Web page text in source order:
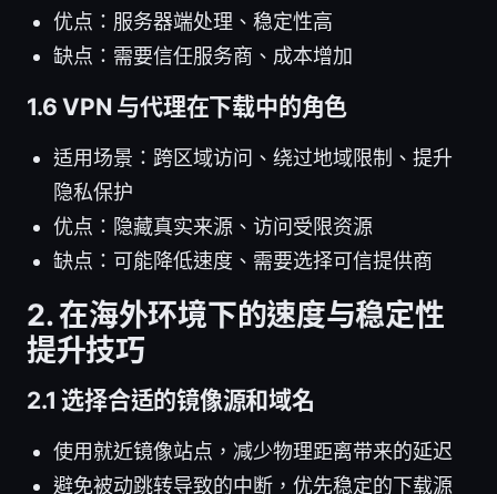
优点：服务器端处理、稳定性高
缺点：需要信任服务商、成本增加
1.6 VPN 与代理在下载中的角色
适用场景：跨区域访问、绕过地域限制、提升
隐私保护
优点：隐藏真实来源、访问受限资源
缺点：可能降低速度、需要选择可信提供商
2. 在海外环境下的速度与稳定性
提升技巧
2.1 选择合适的镜像源和域名
使用就近镜像站点，减少物理距离带来的延迟
避免被动跳转导致的中断，优先稳定的下载源